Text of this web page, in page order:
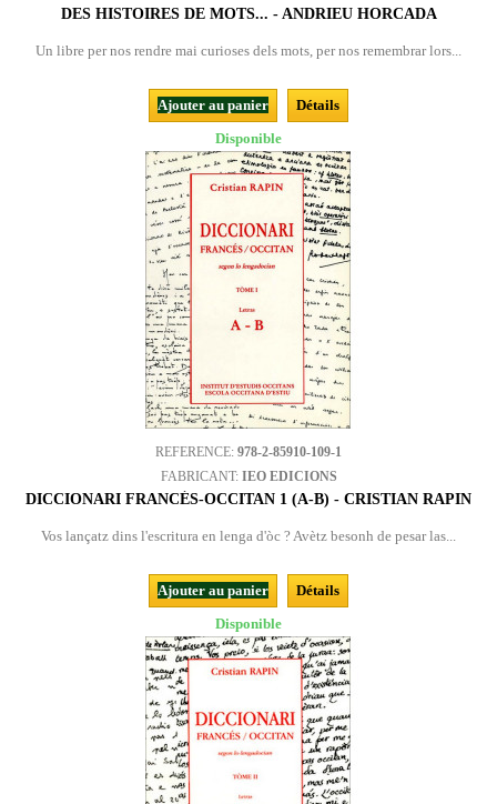
DES HISTOIRES DE MOTS... - ANDRIEU HORCADA
Un libre per nos rendre mai curioses dels mots, per nos remembrar lors...
Ajouter au panier
Détails
Disponible
REFERENCE: 978-2-85910-109-1
FABRICANT: IEO EDICIONS
DICCIONARI FRANCÉS-OCCITAN 1 (A-B) - CRISTIAN RAPIN
Vos lançatz dins l'escritura en lenga d'òc ? Avètz besonh de pesar las...
Ajouter au panier
Détails
Disponible